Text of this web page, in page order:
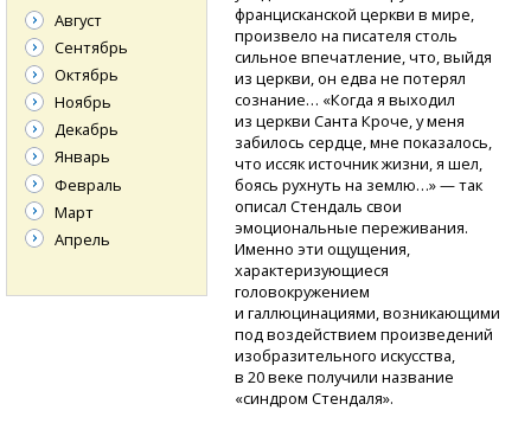
францисканской церкви в мире,
произвело на писателя столь
сильное впечатление, что, выйдя
из церкви, он едва не потерял
сознание… «Когда я выходил
из церкви Санта Кроче, у меня
забилось сердце, мне показалось,
что иссяк источник жизни, я шел,
боясь рухнуть на землю…» — так
описал Стендаль свои
эмоциональные переживания.
Именно эти ощущения,
характеризующиеся
головокружением
и галлюцинациями, возникающими
под воздействием произведений
изобразительного искусства,
в 20 веке получили название
«синдром Стендаля».
Август
Сентябрь
Октябрь
Ноябрь
Декабрь
Январь
Февраль
Март
Апрель